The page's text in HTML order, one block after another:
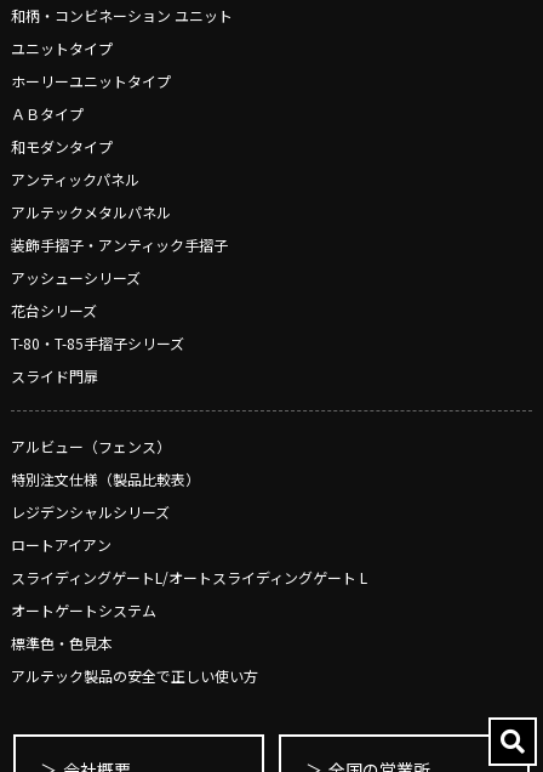
和柄・コンビネーション ユニット
ユニットタイプ
ホーリーユニットタイプ
ＡＢタイプ
和モダンタイプ
アンティックパネル
アルテックメタルパネル
装飾手摺子・アンティック手摺子
アッシューシリーズ
花台シリーズ
T-80・T-85手摺子シリーズ
スライド門扉
アルビュー（フェンス）
特別注文仕様（製品比較表）
レジデンシャルシリーズ
ロートアイアン
スライディングゲートL/オートスライディングゲート L
オートゲートシステム
標準色・色見本
アルテック製品の安全で正しい使い方